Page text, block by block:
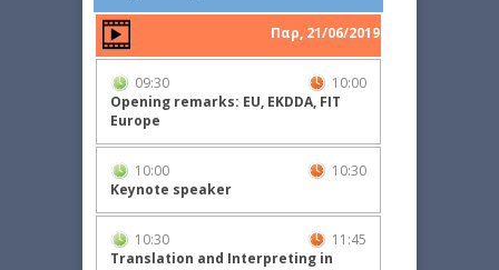
Παρ, 21/06/2019
09:30
10:00
Opening remarks: EU, EKDDA, FIT
Europe
10:00
10:30
Keynote speaker
10:30
11:45
Translation and Interpreting in